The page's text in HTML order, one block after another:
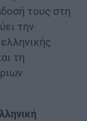
τους στη
την
τη